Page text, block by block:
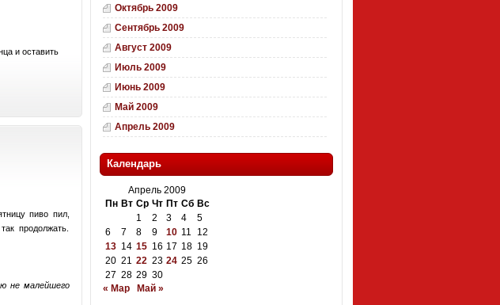
и оставить
пиво пил,
продолжать.
не малейшего
Октябрь 2009
Сентябрь 2009
Август 2009
Июль 2009
Июнь 2009
Май 2009
Апрель 2009
Календарь
Апрель 2009
Пн Вт Ср Чт Пт Сб Вс
1
2 3 4
5
6
7 8 9 10 11
12
13 14 15 16 17 18 19
20 21 22 23 24 25 26
27 28 29 30
« Мар
Май »